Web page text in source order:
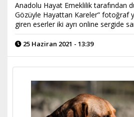
Anadolu Hayat Emeklilik tarafından
Gözüyle Hayattan Kareler” fotoğraf
giren eserler iki ayrı online sergide
25 Haziran 2021 - 13:39